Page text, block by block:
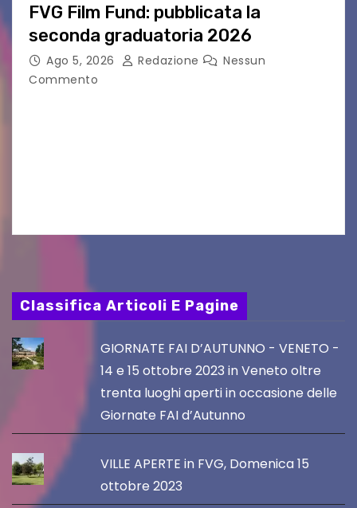
FVG Film Fund: pubblicata la
seconda graduatoria 2026
Ago 5, 2026 Redazione
Nessun
Commento
Classifica Articoli E Pagine
GIORNATE FAI D’AUTUNNO - VENETO -
14 e 15 ottobre 2023 in Veneto oltre
trenta luoghi aperti in occasione delle
Giornate FAI d’Autunno
VILLE APERTE in FVG, Domenica 15
ottobre 2023